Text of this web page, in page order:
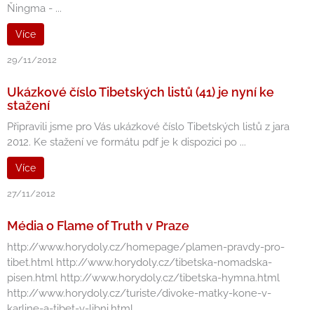
Ňingma - ...
Více
29/11/2012
Ukázkové číslo Tibetských listů (41) je nyní ke
stažení
Připravili jsme pro Vás ukázkové číslo Tibetských listů z jara
2012. Ke stažení ve formátu pdf je k dispozici po ...
Více
27/11/2012
Média o Flame of Truth v Praze
http://www.horydoly.cz/homepage/plamen-pravdy-pro-
tibet.html http://www.horydoly.cz/tibetska-nomadska-
pisen.html http://www.horydoly.cz/tibetska-hymna.html
http://www.horydoly.cz/turiste/divoke-matky-kone-v-